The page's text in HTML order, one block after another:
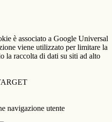
è associato a Google Universal
viene utilizzato per limitare la
la raccolta di dati su siti ad alto
navigazione utente